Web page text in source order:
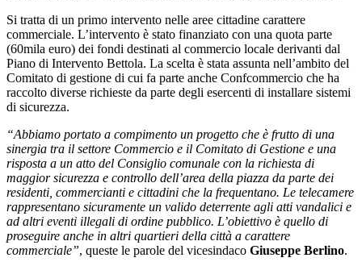
Si tratta di un primo intervento nelle aree cittadine carattere
commerciale. L’intervento è stato finanziato con una quota parte
(60mila euro) dei fondi destinati al commercio locale derivanti dal
Piano di Intervento Bettola. La scelta è stata assunta nell’ambito del
Comitato di gestione di cui fa parte anche Confcommercio che ha
raccolto diverse richieste da parte degli esercenti di installare sistemi
di sicurezza.
“Abbiamo portato a compimento un progetto che è frutto di una
sinergia tra il settore Commercio e il Comitato di Gestione e una
risposta a un atto del Consiglio comunale con la richiesta di
maggior sicurezza e controllo dell’area della piazza da parte dei
residenti, commercianti e cittadini che la frequentano. Le telecamere
rappresentano sicuramente un valido deterrente agli atti vandalici e
ad altri eventi illegali di ordine pubblico. L’obiettivo è quello di
proseguire anche in altri quartieri della città a carattere
commerciale”, queste le parole del vicesindaco Giuseppe Berlino.